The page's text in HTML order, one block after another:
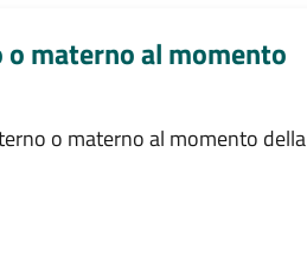
materno al momento
o materno al momento della